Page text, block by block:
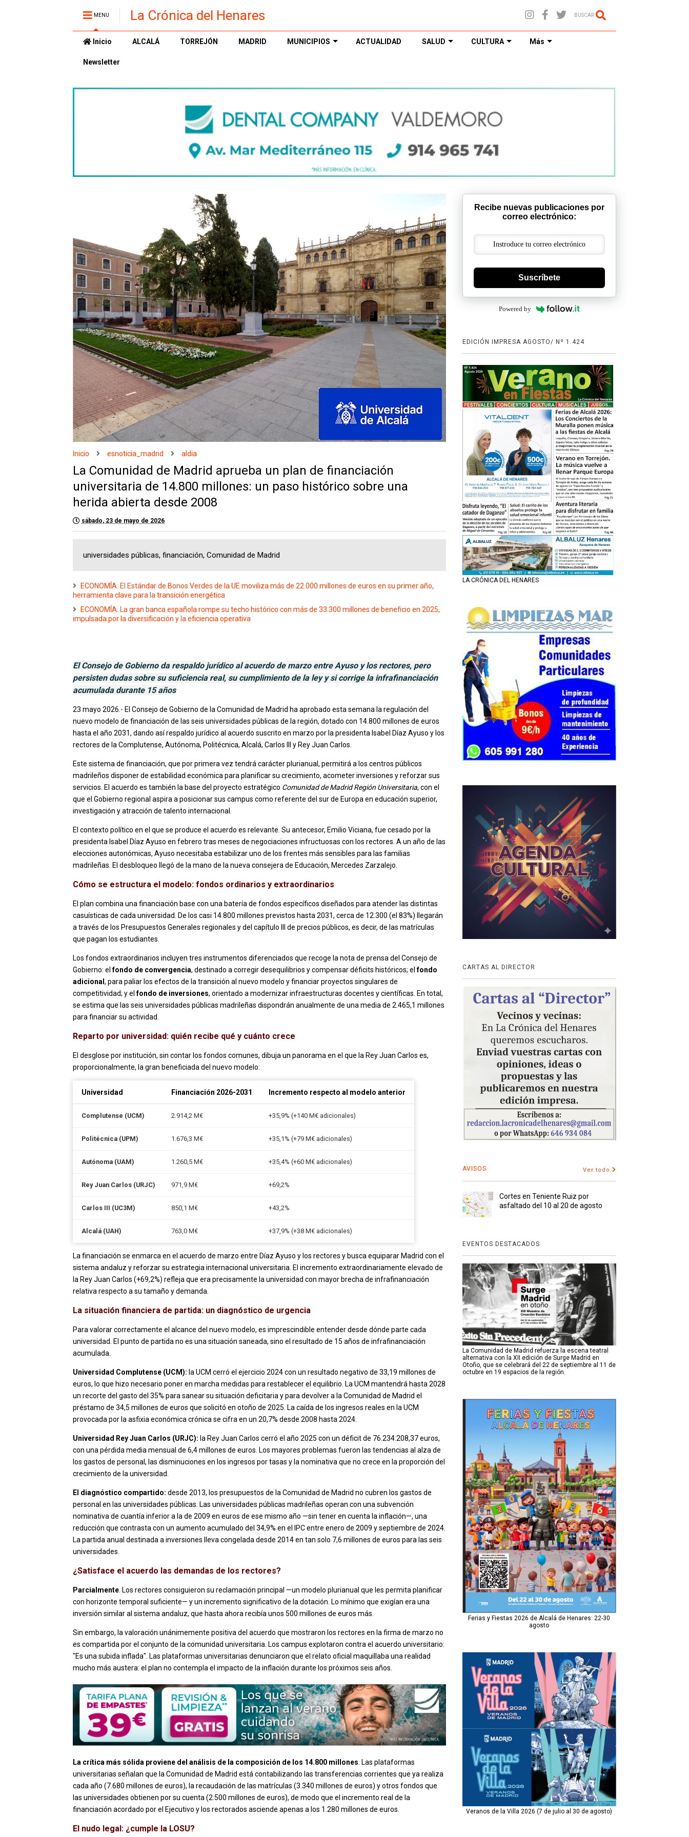
MENU La Crónica del Henares BUSCAR
Inicio ALCALÁ TORREJÓN MADRID MUNICIPIOS ACTUALIDAD SALUD CULTURA Más
Newsletter
Inicio esnoticia_madrid aldia
La Comunidad de Madrid aprueba un plan de financiación
universitaria de 14.800 millones: un paso histórico sobre una
herida abierta desde 2008
sábado, 23 de mayo de 2026
universidades públicas, financiación, Comunidad de Madrid
ECONOMÍA. El Estándar de Bonos Verdes de la UE moviliza más de 22.000 millones de euros en su primer año,
herramienta clave para la transición energética
ECONOMÍA. La gran banca española rompe su techo histórico con más de 33.300 millones de beneficio en 2025,
impulsada por la diversificación y la eficiencia operativa
El Consejo de Gobierno da respaldo jurídico al acuerdo de marzo entre Ayuso y los rectores, pero
persisten dudas sobre su suficiencia real, su cumplimiento de la ley y si corrige la infrafinanciación
acumulada durante 15 años
23 mayo 2026.- El Consejo de Gobierno de la Comunidad de Madrid ha aprobado esta semana la regulación del
nuevo modelo de financiación de las seis universidades públicas de la región, dotado con 14.800 millones de euros
hasta el año 2031, dando así respaldo jurídico al acuerdo suscrito en marzo por la presidenta Isabel Díaz Ayuso y los
rectores de la Complutense, Autónoma, Politécnica, Alcalá, Carlos III y Rey Juan Carlos.
Este sistema de financiación, que por primera vez tendrá carácter plurianual, permitirá a los centros públicos
madrileños disponer de estabilidad económica para planificar su crecimiento, acometer inversiones y reforzar sus
servicios. El acuerdo es también la base del proyecto estratégico Comunidad de Madrid Región Universitaria, con el
que el Gobierno regional aspira a posicionar sus campus como referente del sur de Europa en educación superior,
investigación y atracción de talento internacional.
El contexto político en el que se produce el acuerdo es relevante. Su antecesor, Emilio Viciana, fue cesado por la
presidenta Isabel Díaz Ayuso en febrero tras meses de negociaciones infructuosas con los rectores. A un año de las
elecciones autonómicas, Ayuso necesitaba estabilizar uno de los frentes más sensibles para las familias
madrileñas. El desbloqueo llegó de la mano de la nueva consejera de Educación, Mercedes Zarzalejo.
Cómo se estructura el modelo: fondos ordinarios y extraordinarios
El plan combina una financiación base con una batería de fondos específicos diseñados para atender las distintas
casuísticas de cada universidad. De los casi 14.800 millones previstos hasta 2031, cerca de 12.300 (el 83%) llegarán
a través de los Presupuestos Generales regionales y del capítulo III de precios públicos, es decir, de las matrículas
que pagan los estudiantes.
Los fondos extraordinarios incluyen tres instrumentos diferenciados que recoge la nota de prensa del Consejo de
Gobierno: elfondo de convergencia, destinado a corregir desequilibrios y compensar déficits históricos; elfondo
adicional , para paliar los efectos de la transición al nuevo modelo y financiar proyectos singulares de
competitividad; y elfondo de inversiones, orientado a modernizar infraestructuras docentes y científicas. En total,
se estima que las seis universidades públicas madrileñas dispondrán anualmente de una media de 2.465,1 millones
para financiar su actividad.
Reparto por universidad: quién recibe qué y cuánto crece
El desglose por institución, sin contar los fondos comunes, dibuja un panorama en el que la Rey Juan Carlos es,
proporcionalmente, la gran beneficiada del nuevo modelo:
Universidad Financiación 2026-2031 Incremento respecto al modelo anterior
Complutense (UCM) 2.914,2 M€ +35,9% (+140 M€ adicionales)
Politécnica (UPM) 1.676,3 M€ +35,1% (+79 M€ adicionales)
Autónoma (UAM) 1.260,5 M€ +35,4% (+60 M€ adicionales)
Rey Juan Carlos (URJC) 971,9 M€ +69,2%
Carlos III (UC3M) 850,1 M€ +43,2%
Alcalá (UAH) 763,0 M€ +37,9% (+38 M€ adicionales)
La financiación se enmarca en el acuerdo de marzo entre Díaz Ayuso y los rectores y busca equiparar Madrid con el
sistema andaluz y reforzar su estrategia internacional universitaria. El incremento extraordinariamente elevado de
la Rey Juan Carlos (+69,2%) refleja que era precisamente la universidad con mayor brecha de infrafinanciación
relativa respecto a su tamaño y demanda.
La situación financiera de partida: un diagnóstico de urgencia
Para valorar correctamente el alcance del nuevo modelo, es imprescindible entender desde dónde parte cada
universidad. El punto de partida no es una situación saneada, sino el resultado de 15 años de infrafinanciación
acumulada.
Universidad Complutense (UCM): la UCM cerró el ejercicio 2024 con un resultado negativo de 33,19 millones de
euros, lo que hizo necesario poner en marcha medidas para restablecer el equilibrio. La UCM mantendrá hasta 2028
un recorte del gasto del 35% para sanear su situación deficitaria y para devolver a la Comunidad de Madrid el
préstamo de 34,5 millones de euros que solicitó en otoño de 2025. La caída de los ingresos reales en la UCM
provocada por la asfixia económica crónica se cifra en un 20,7% desde 2008 hasta 2024.
Universidad Rey Juan Carlos (URJC): la Rey Juan Carlos cerró el año 2025 con un déficit de 76.234.208,37 euros,
con una pérdida media mensual de 6,4 millones de euros. Los mayores problemas fueron las tendencias al alza de
los gastos de personal, las disminuciones en los ingresos por tasas y la nominativa que no crece en la proporción del
crecimiento de la universidad.
El diagnóstico compartido: desde 2013, los presupuestos de la Comunidad de Madrid no cubren los gastos de
personal en las universidades públicas. Las universidades públicas madrileñas operan con una subvención
nominativa de cuantía inferior a la de 2009 en euros de ese mismo año —sin tener en cuenta la inflación—, una
reducción que contrasta con un aumento acumulado del 34,9% en el IPC entre enero de 2009 y septiembre de 2024.
La partida anual destinada a inversiones lleva congelada desde 2014 en tan solo 7,6 millones de euros para las seis
universidades.
¿Satisface el acuerdo las demandas de los rectores?
Parcialmente . Los rectores consiguieron su reclamación principal —un modelo plurianual que les permita planificar
con horizonte temporal suficiente— y un incremento significativo de la dotación. Lo mínimo que exigían era una
inversión similar al sistema andaluz, que hasta ahora recibía unos 500 millones de euros más.
Sin embargo, la valoración unánimemente positiva del acuerdo que mostraron los rectores en la firma de marzo no
es compartida por el conjunto de la comunidad universitaria. Los campus explotaron contra el acuerdo universitario:
"Es una subida inflada". Las plataformas universitarias denunciaron que el relato oficial maquillaba una realidad
mucho más austera: el plan no contempla el impacto de la inflación durante los próximos seis años.
La crítica más sólida proviene del análisis de la composición de los 14.800 millones . Las plataformas
universitarias señalan que la Comunidad de Madrid está contabilizando las transferencias corrientes que ya realiza
cada año (7.680 millones de euros), la recaudación de las matrículas (3.340 millones de euros) y otros fondos que
las universidades obtienen por su cuenta (2.500 millones de euros), de modo que el incremento real de la
financiación acordado por el Ejecutivo y los rectorados asciende apenas a los 1.280 millones de euros.
El nudo legal: ¿cumple la LOSU?
Recibe nuevas publicaciones por
correo electrónico:
Suscríbete
Powered by
EDICIÓN IMPRESA AGOSTO/ Nº 1.424
LA CRÓNICA DEL HENARES
CARTAS AL DIRECTOR
AVISOS Ver todo
Cortes en Teniente Ruiz por
asfaltado del 10 al 20 de agosto
EVENTOS DESTACADOS
La Comunidad de Madrid refuerza la escena teatral
alternativa con la XII edición de Surge Madrid en
Otoño, que se celebrará del 22 de septiembre al 11 de
octubre en 19 espacios de la región.
Ferias y Fiestas 2026 de Alcalá de Henares: 22-30
agosto
Veranos de la Villa 2026 (7 de julio al 30 de agosto)